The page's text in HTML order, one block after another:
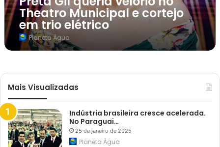
i
a
v
e
l
ó
r
n
h
e
a
t
o
M
Theatro Municipal e cortejo
em trio elétrico
Planeta Água
Mais Visualizadas
Indústria brasileira cresce acelerada.
No Paraguai…
25 de janeiro de 2025
Planeta Água